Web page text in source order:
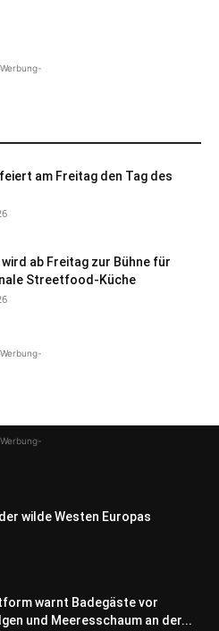
am Freitag den Tag des
wird ab Freitag zur Bühne für
Streetfood-Küche
wilde Westen Europas
warnt Badegäste vor
und Meeresschaum an der...